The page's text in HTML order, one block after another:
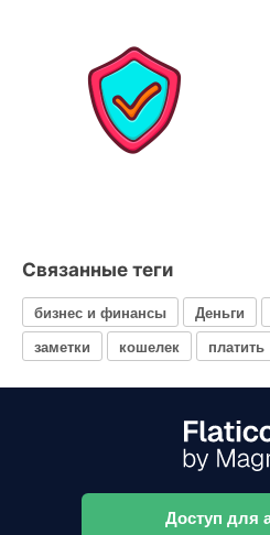
Связанные теги
бизнес и финансы Деньги
заметки
кошелек платить
Доступ для